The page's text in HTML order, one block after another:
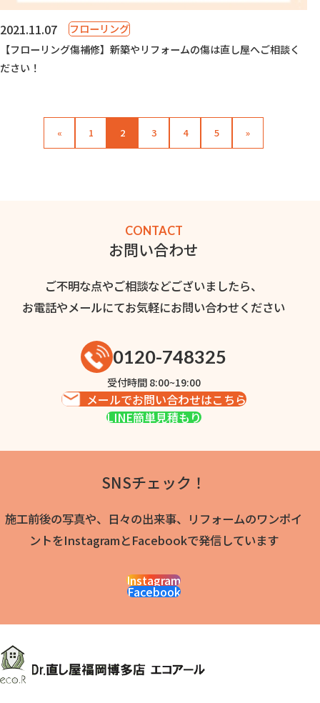
2021.11.07
フローリング
【フローリング傷補修】新築やリフォームの傷は直し屋へご相談く
ださい！
« 1 2 3 4 5 »
CONTACT
お問い合わせ
ご不明な点やご相談などございましたら、
お電話やメールにてお気軽にお問い合わせください
0120-748325
受付時間 8:00~19:00
メールでお問い合わせはこちら
LINE簡単見積もり
SNSチェック！
施工前後の写真や、日々の出来事、リフォームのワンポイ
ントをInstagramとFacebookで発信しています
Instagram
Facebook